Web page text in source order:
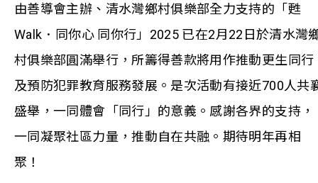
由善導會主辦、清水灣鄉村俱樂部全力支持的「甦
Walk．同你心 同你行」2025 已在2月22日於清水灣
村俱樂部圓滿舉行，所籌得善款將用作推動更生同行
及預防犯罪教育服務發展。是次活動有接近700人共
盛舉，一同體會「同行」的意義。感謝各界的支持，
一同凝聚社區力量，推動自在共融。期待明年再相
聚！